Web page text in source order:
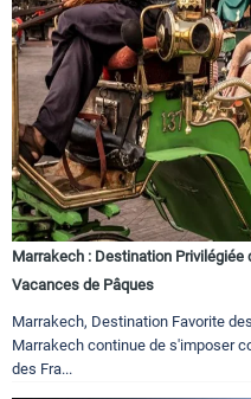
Marrakech : Destination
Vacances de Pâques
Marrakech, Destination Favorite
Marrakech continue de s'imposer
des Fra...